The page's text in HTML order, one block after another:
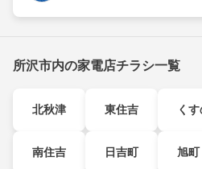
所沢市内の家電店チラシ一覧
北秋津 東住吉 く
南住吉 日吉町 旭町